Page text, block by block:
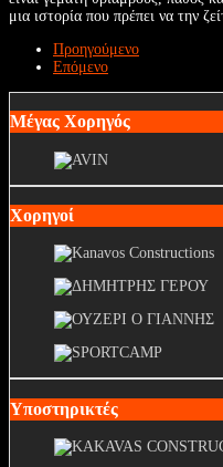
μια ιστορία που πρέπει να την
Προηγούμενο
Επόμενο
Μέγας Χορηγός
Χορηγοί
Υποστηρικτές